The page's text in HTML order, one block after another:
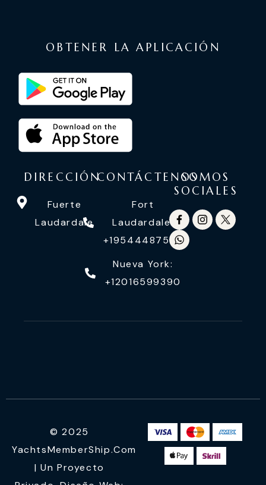
OBTENER LA APLICACIÓN
DIRECCIÓN
Fuerte
Laudardale
CONTÁCTENOS
Fort
Laudardale:
+19544487558
Nueva York:
+12016599390
SOMOS
SOCIALES
© 2025
YachtsMemberShip.com
| Un Proyecto